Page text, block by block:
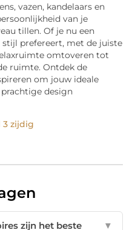
vazen, kandelaars en
van je
tillen. Of je nu een
prefereert, met de juiste
omtoveren tot
ruimte. Ontdek de
om jouw ideale
design
3 zijdig
zijn het beste
▼